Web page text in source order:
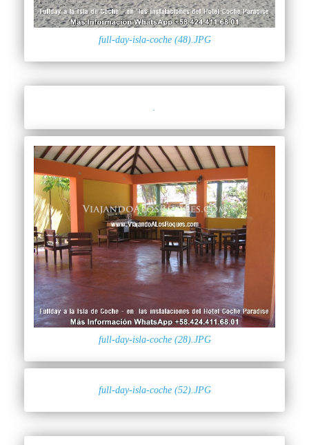
full-day-isla-coche (48).JPG
.
full-day-isla-coche (28).JPG
full-day-isla-coche (52).JPG